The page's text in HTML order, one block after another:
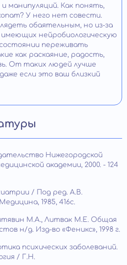
манипуляций. Как понять,
У него нет совести.
обаятельным, но из-за
нейробиологическую
переживать
как раскаяние, радость,
От таких людей лучше
если это ваш близкий
Нижегородской
академии, 2000. - 124
/ Под ред. А.В.
1985, 416с.
М.А., Литвак М.Е. Общая
н/д. Изд-во «Феникс», 1998 г.
психических заболеваний.
/ Г.Н.